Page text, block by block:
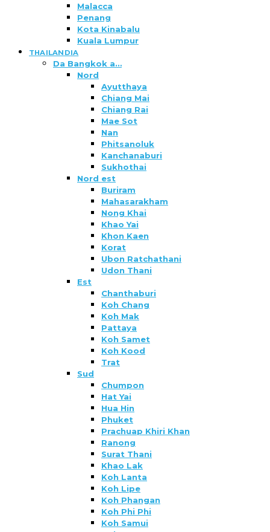
Malacca
Penang
Kota Kinabalu
Kuala Lumpur
THAILANDIA
Da Bangkok a…
Nord
Ayutthaya
Chiang Mai
Chiang Rai
Mae Sot
Nan
Phitsanoluk
Kanchanaburi
Sukhothai
Nord est
Buriram
Mahasarakham
Nong Khai
Khao Yai
Khon Kaen
Korat
Ubon Ratchathani
Udon Thani
Est
Chanthaburi
Koh Chang
Koh Mak
Pattaya
Koh Samet
Koh Kood
Trat
Sud
Chumpon
Hat Yai
Hua Hin
Phuket
Prachuap Khiri Khan
Ranong
Surat Thani
Khao Lak
Koh Lanta
Koh Lipe
Koh Phangan
Koh Phi Phi
Koh Samui